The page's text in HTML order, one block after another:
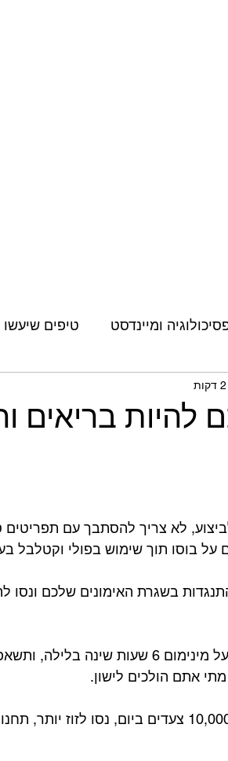
ומיינדסט טיפים
להיות בריאים
לא צריך להסתבך עם
על בוסו תוך שימוש בפולי וקטלבל
בשגרת האימונים שלכם ונסו
אתם הולכים לישון.
השאיפה היא 10,000 צעדים ביום, נסו לזוז